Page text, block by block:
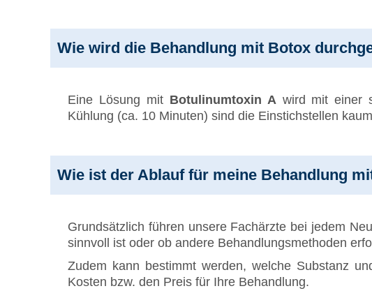
Wie wird die Behandlung mit Botox
Eine Lösung mit Botulinumtoxin Awird mit einer
Kühlung (ca. 10 Minuten) sind die Einstichstellen
Wie ist der Ablauf für meine Behandlung
Grundsätzlich führen unsere Fachärzte bei jedem
sinnvoll ist oder ob andere Behandlungsmethoden
Zudem kann bestimmt werden, welche Substanz
Kosten bzw. den Preis für Ihre Behandlung.